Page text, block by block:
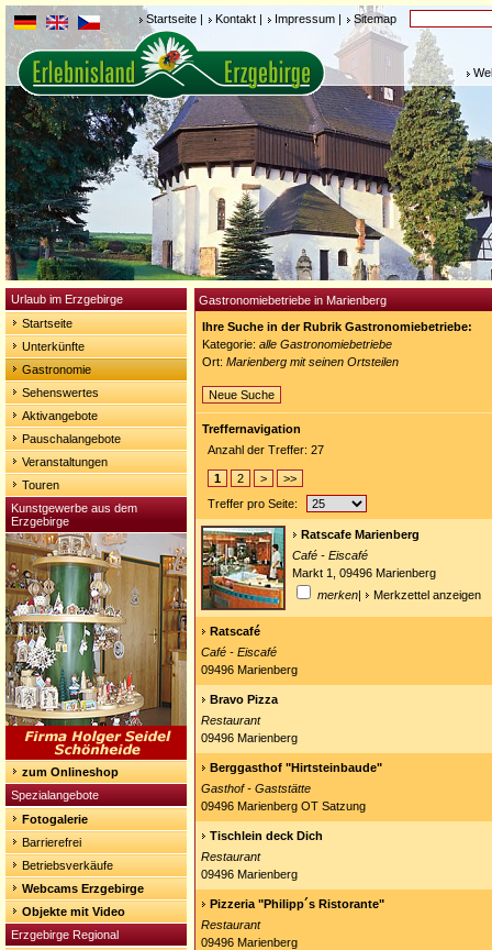
Startseite | Kontakt | Impressum | Sitemap
Urlaub im Erzgebirge
Startseite
Unterkünfte
Gastronomie
Sehenswertes
Aktivangebote
Pauschalangebote
Veranstaltungen
Touren
Kunstgewerbe aus dem
Erzgebirge
zum Onlineshop
Spezialangebote
Fotogalerie
Barrierefrei
Betriebsverkäufe
Webcams Erzgebirge
Objekte mit Video
Erzgebirge Regional
Gastronomiebetriebe in Marienberg
Ihre Suche in der Rubrik Gastronomiebetriebe:
Kategorie: alle Gastronomiebetriebe
Ort: Marienberg mit seinen Ortsteilen
Neue Suche
Treffernavigation
Anzahl der Treffer: 27
1 2 >
>>
Treffer pro Seite:
Ratscafe Marienberg
Café - Eiscafé
Markt 1, 09496 Marienberg
merken| Merkzettel anzeigen
Ratscafé
Café - Eiscafé
09496 Marienberg
Bravo Pizza
Restaurant
09496 Marienberg
Berggasthof "Hirtsteinbaude"
Gasthof - Gaststätte
09496 Marienberg OT Satzung
Tischlein deck Dich
Restaurant
09496 Marienberg
Pizzeria "Philipp´s Ristorante"
Restaurant
09496 Marienberg